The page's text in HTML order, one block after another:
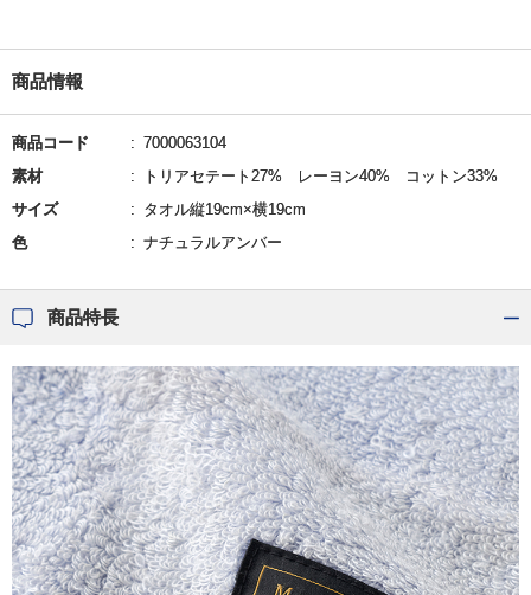
商品情報
商品コード
7000063104
素材
トリアセテート27% レーヨン40% コットン33%
サイズ
タオル縦19cm×横19cm
色
ナチュラルアンバー
商品特長